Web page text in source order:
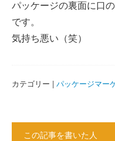
パッケージの裏面に口
です。
気持ち悪い（笑）
カテゴリー | パッケージマー
この記事を書いた人